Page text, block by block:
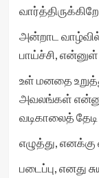
அன்றாட
பாய்ச்சி,
உள் மனதை
அவலங்கள்
வடிகாலைத்
எழுத்து,
படைப்பு, எனது